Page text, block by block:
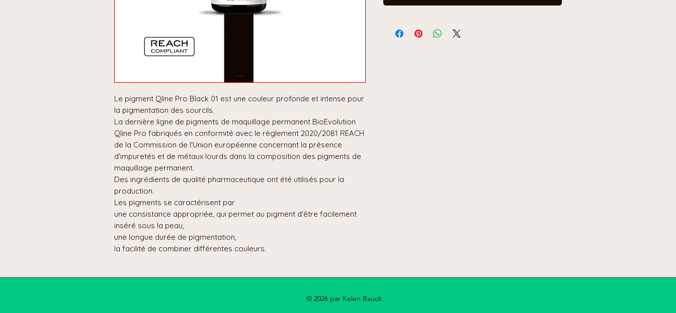
Le pigment Qline Pro Black 01 est une couleur profonde et intense pour
la pigmentation des sourcils.
La dernière ligne de pigments de maquillage permanent BioEvolution
Qline Pro fabriqués en conformité avec le règlement 2020/2081 REACH
de la Commission de l'Union européenne concernant la présence
d'impuretés et de métaux lourds dans la composition des pigments de
maquillage permanent.
Des ingrédients de qualité pharmaceutique ont été utilisés pour la
production.
Les pigments se caractérisent par
une consistance appropriée, qui permet au pigment d'être facilement
inséré sous la peau,
une longue durée de pigmentation,
la facilité de combiner différentes couleurs.
© 2026 par Kelen Bauck